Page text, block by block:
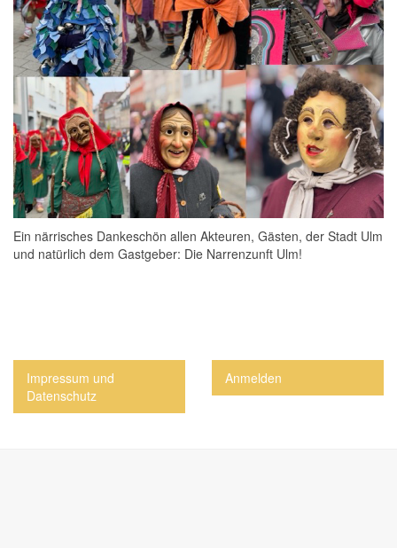
Ein närrisches Dankeschön allen Akteuren, Gästen, der Stadt Ulm
und natürlich dem Gastgeber: Die Narrenzunft Ulm!
Impressum und
Datenschutz
Anmelden